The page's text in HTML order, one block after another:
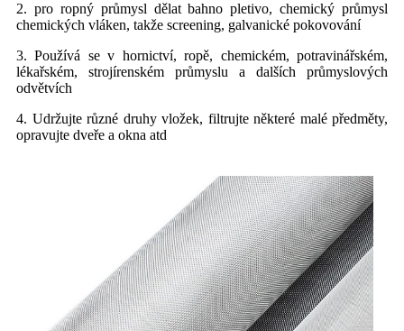
2. pro ropný průmysl dělat bahno pletivo, chemický průmysl
chemických vláken, takže screening, galvanické pokovování
3. Používá se v hornictví, ropě, chemickém, potravinářském,
lékařském, strojírenském průmyslu a dalších průmyslových
odvětvích
4. Udržujte různé druhy vložek, filtrujte některé malé předměty,
opravujte dveře a okna atd